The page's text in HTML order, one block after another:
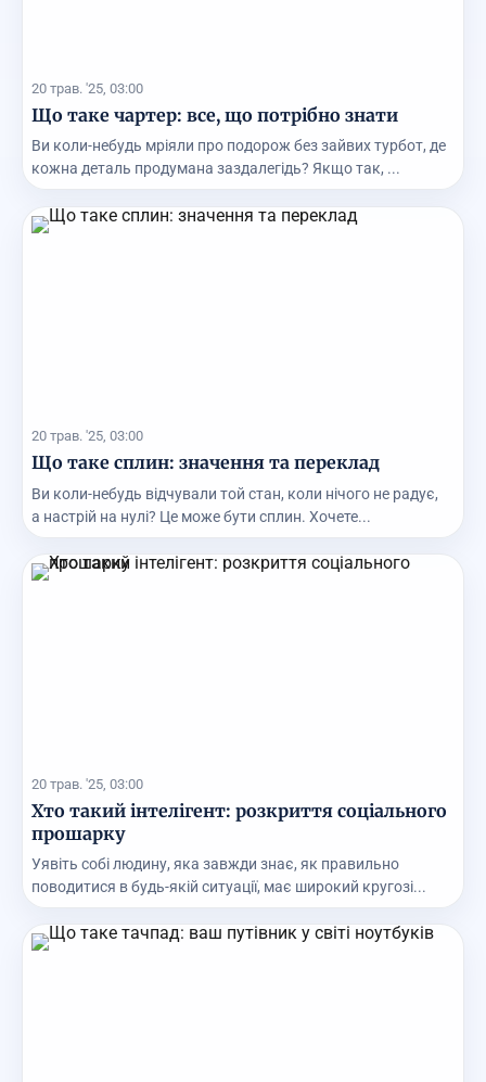
20 трав. '25, 03:00
Що таке чартер: все, що потрібно знати
Ви коли-небудь мріяли про подорож без зайвих турбот, де
кожна деталь продумана заздалегідь? Якщо так, ...
20 трав. '25, 03:00
Що таке сплин: значення та переклад
Ви коли-небудь відчували той стан, коли нічого не радує,
а настрій на нулі? Це може бути сплин. Хочете...
20 трав. '25, 03:00
Хто такий інтелігент: розкриття соціального
прошарку
Уявіть собі людину, яка завжди знає, як правильно
поводитися в будь-якій ситуації, має широкий кругозі...